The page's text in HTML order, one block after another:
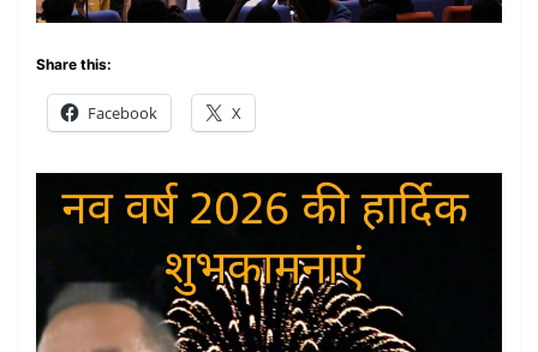
Share this:
Facebook X